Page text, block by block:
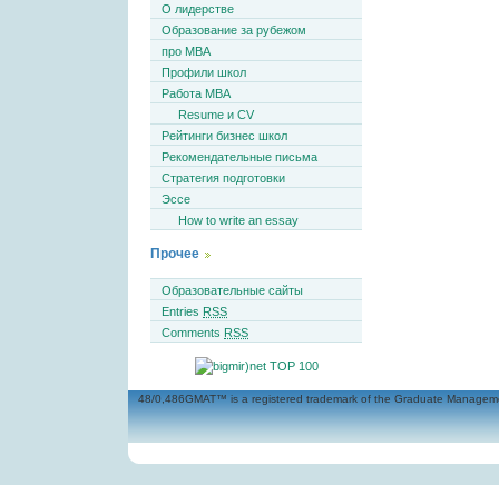
О лидерстве
Образование за рубежом
про MBA
Профили школ
Работа MBA
Resume и CV
Рейтинги бизнес школ
Рекомендательные письма
Стратегия подготовки
Эссе
How to write an essay
Прочее
Образовательные сайты
Entries RSS
Comments RSS
48/0,486GMAT™ is a registered trademark of the Graduate